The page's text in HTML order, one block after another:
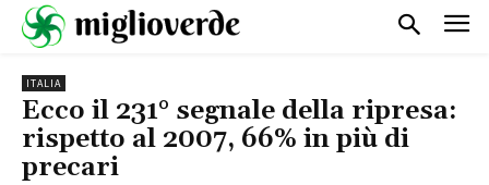
ITALIA
Ecco il 231° segnale della ripresa:
rispetto al 2007, 66% in più di
precari